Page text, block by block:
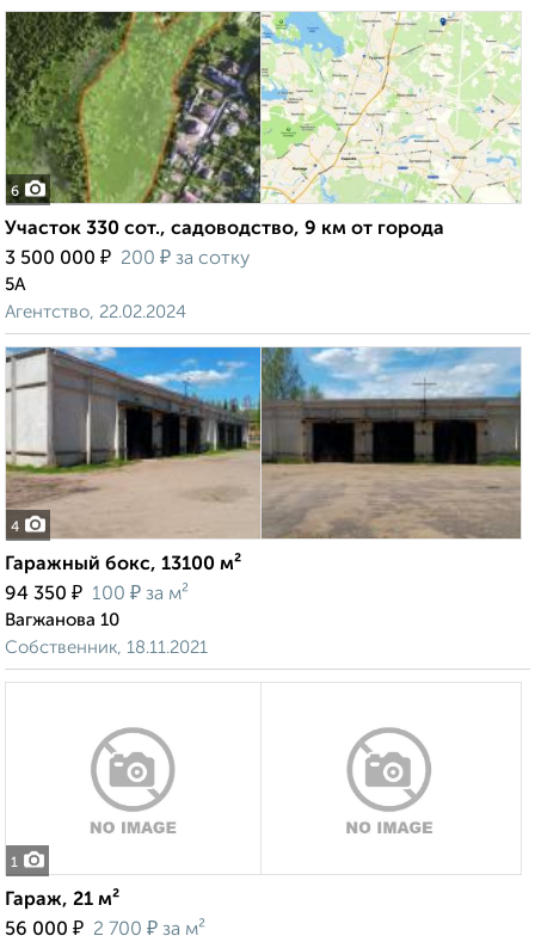
6
Участок 330 сот., садоводство, 9 км от города
3 500 000 ₽ 200 ₽ за сотку
5А
Агентство, 22.02.2024
4
Гаражный бокс, 13100 м²
94 350 ₽ 100 ₽ за м²
Вагжанова 10
Собственник, 18.11.2021
1
Гараж, 21 м²
56 000 ₽ 2 700 ₽ за м²